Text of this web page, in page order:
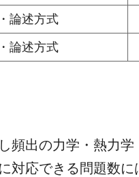
論述方式
論述方式
出の力学・熱力
対応できる問題数